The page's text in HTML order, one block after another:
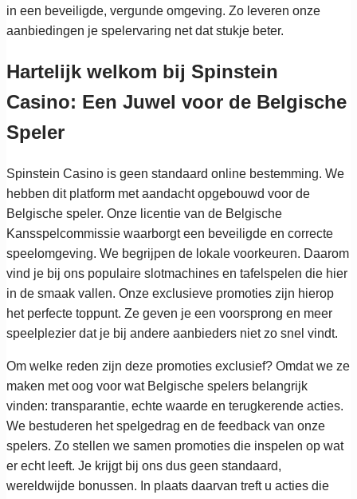
in een beveiligde, vergunde omgeving. Zo leveren onze
aanbiedingen je spelervaring net dat stukje beter.
Hartelijk welkom bij Spinstein
Casino: Een Juwel voor de Belgische
Speler
Spinstein Casino is geen standaard online bestemming. We
hebben dit platform met aandacht opgebouwd voor de
Belgische speler. Onze licentie van de Belgische
Kansspelcommissie waarborgt een beveiligde en correcte
speelomgeving. We begrijpen de lokale voorkeuren. Daarom
vind je bij ons populaire slotmachines en tafelspelen die hier
in de smaak vallen. Onze exclusieve promoties zijn hierop
het perfecte toppunt. Ze geven je een voorsprong en meer
speelplezier dat je bij andere aanbieders niet zo snel vindt.
Om welke reden zijn deze promoties exclusief? Omdat we ze
maken met oog voor wat Belgische spelers belangrijk
vinden: transparantie, echte waarde en terugkerende acties.
We bestuderen het spelgedrag en de feedback van onze
spelers. Zo stellen we samen promoties die inspelen op wat
er echt leeft. Je krijgt bij ons dus geen standaard,
wereldwijde bonussen. In plaats daarvan treft u acties die